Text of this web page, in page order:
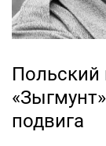
подвига